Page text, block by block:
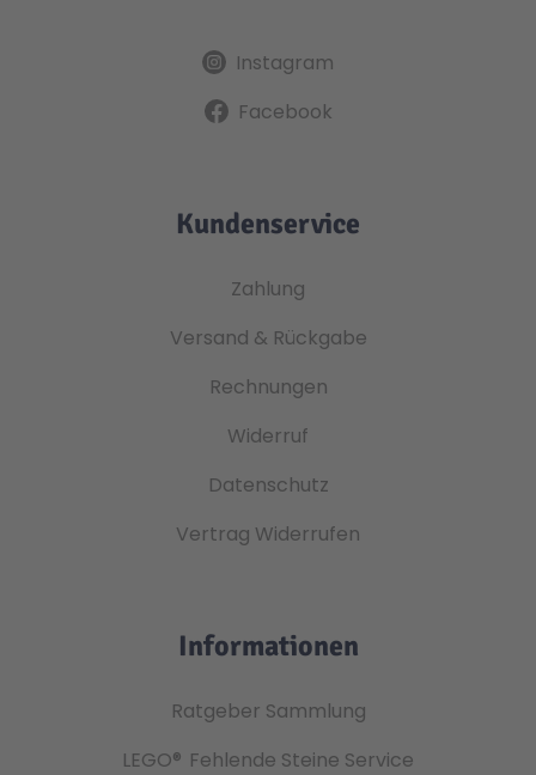
Instagram
Facebook
Kundenservice
Zahlung
Versand & Rückgabe
Rechnungen
Widerruf
Datenschutz
Vertrag Widerrufen
Informationen
Ratgeber Sammlung
LEGO® Fehlende Steine Service